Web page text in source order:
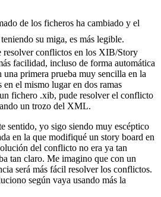
de los ficheros ha cambiado y el
su miga, es más legible.
resolver conflictos en los XIB/Story
facilidad, incluso de forma automática
una primera prueba muy sencilla en la
en el mismo lugar en dos ramas
fichero .xib, pude resolver el conflicto
un trozo del XML.
sentido, yo sigo siendo muy escéptico
en la que modifiqué un story board en
del conflicto no era ya tan
tan claro. Me imagino que con un
será más fácil resolver los conflictos.
según vaya usando más la